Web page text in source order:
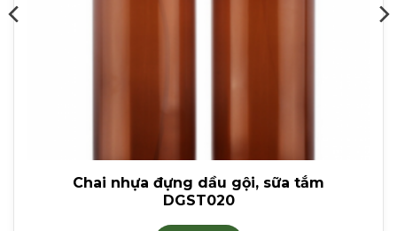
Chai nhựa đựng dầu gội, sữa tắm
DGST020